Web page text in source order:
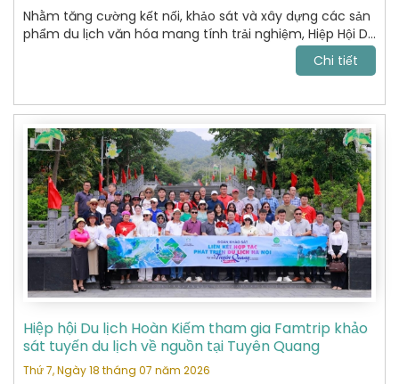
Nhằm tăng cường kết nối, khảo sát và xây dựng các sản
phẩm du lịch văn hóa mang tính trải nghiệm, Hiệp Hội Du
Lịch Hoàn Kiếm đã tham gia chương trình khảo sát thực
tế tại Làng Văn hóa – Du lịch các Dân tộc Việt Nam do
Chi tiết
Hiệp hội Du lịch Hoàn Kiếm tham gia Famtrip khảo
sát tuyến du lịch về nguồn tại Tuyên Quang
Thứ 7, Ngày 18 tháng 07 năm 2026